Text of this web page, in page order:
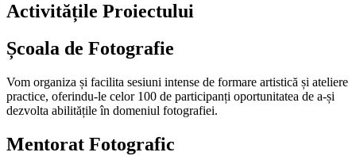
Activitățile Proiectului
Școala de Fotografie
Vom organiza și facilita sesiuni intense de formare artistică și ateliere
practice, oferindu-le celor 100 de participanți oportunitatea de a-și
dezvolta abilitățile în domeniul fotografiei.
Mentorat Fotografic